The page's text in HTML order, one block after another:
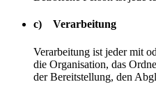
c) Verarbeitung
Verarbeitung ist jeder mit
die Organisation, das
der Bereitstellung, den